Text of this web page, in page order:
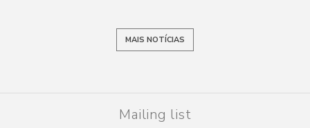
MAIS NOTÍCIAS
Mailing list